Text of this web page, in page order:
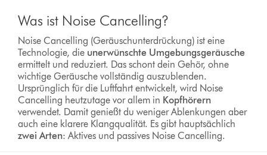
Was ist Noise Cancelling?
Noise Cancelling (Geräuschunterdrückung) ist eine
Technologie, die unerwünschte Umgebungsgeräusche
ermittelt und reduziert. Das schont dein Gehör, ohne
wichtige Geräusche vollständig auszublenden.
Ursprünglich für die Luftfahrt entwickelt, wird Noise
Cancelling heutzutage vor allem in Kopfhörern
verwendet. Damit genießt du weniger Ablenkungen aber
auch eine klarere Klangqualität. Es gibt hauptsächlich
zwei Arten: Aktives und passives Noise Cancelling.